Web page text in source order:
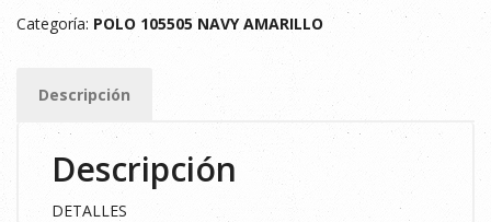
105505
FLÚOR
cantidad
Categoría: POLO 105505 NAVY AMARILLO
Descripción
Descripción
DETALLES